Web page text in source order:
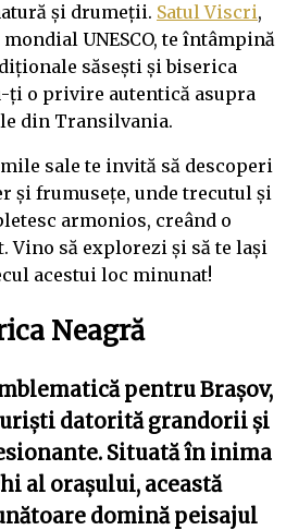
și drumeții. Satul Viscri,
UNESCO, te întâmpină
săsești și biserica
o privire autentică asupra
din Transilvania.
sale te invită să descoperi
și frumusețe, unde trecutul și
armonios, creând o
Vino să explorezi și să te lași
acestui loc minunat!
Neagră
pentru Brașov,
datorită grandorii și
Situată în inima
al orașului, această
domină peisajul